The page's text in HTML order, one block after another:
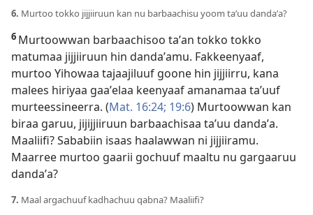
6. Murtoo tokko jijjiiruun kan nu barbaachisu yoom taʼuu dandaʼa?
6 Murtoowwan barbaachisoo taʼan tokko tokko
matumaa jijjiiruun hin dandaʼamu. Fakkeenyaaf,
murtoo Yihowaa tajaajiluuf goone hin jijjiirru, kana
malees hiriyaa gaaʼelaa keenyaaf amanamaa taʼuuf
murteessineerra. (Mat. 16:24; 19:6) Murtoowwan kan
biraa garuu, jijijjiiruun barbaachisaa taʼuu dandaʼa.
Maaliifi? Sababiin isaas haalawwan ni jijjiiramu.
Maarree murtoo gaarii gochuuf maaltu nu gargaaruu
dandaʼa?
7. Maal argachuuf kadhachuu qabna? Maaliifi?